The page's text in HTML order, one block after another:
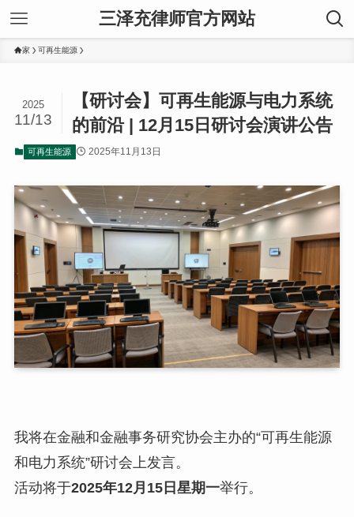
三泽充律师官方网站
家 可再生能源
【研讨会】可再生能源与电力系统
的前沿 | 12月15日研讨会演讲公告
2025
11/13
可再生能源 2025年11月13日
我将在金融和金融事务研究协会主办的“可再生能源
和电力系统”研讨会上发言。
活动将于2025年12月15日星期一举行。